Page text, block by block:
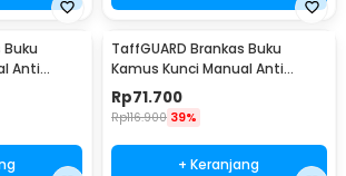
Buku
Anti
Sedang
TaffGUARD Brankas Buku
Kamus Kunci Manual Anti
Maling Hidden Safe Box Besar -
KB-10L
Rp71.700
Rp116.900 39%
+ Keranjang